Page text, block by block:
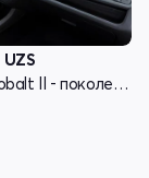
UZS
Chevrolet Cobalt II - поколение рестайлинг